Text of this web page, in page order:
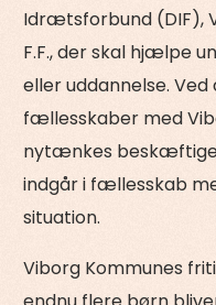
Idrætsforbund (DIF),
F.F., der skal hjælpe
eller uddannelse.
fællesskaber med
nytænkes
indgår i fællesskab
situation.
Viborg Kommunes